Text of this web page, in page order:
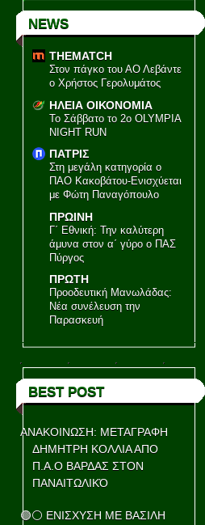
NEWS
THEMATCH
Στον πάγκο του ΑΟ Λεβάντε
ο Χρήστος Γερολυμάτος
ΗΛΕΙΑ ΟΙΚΟΝΟΜΙΑ
Το Σάββατο το 2ο OLYMPIA
NIGHT RUN
ΠΑΤΡΙΣ
Στη μεγάλη κατηγορία ο
ΠΑΟ Κακοβάτου-Ενισχύεται
με Φώτη Παναγόπουλο
ΠΡΩΙΝΗ
Γ΄ Εθνική: Την καλύτερη
άμυνα στον α΄ γύρο ο ΠΑΣ
Πύργος
ΠΡΩΤΗ
Προοδευτική Μανωλάδας:
Νέα συνέλευση την
Παρασκευή
BEST POST
ΑΝΑΚΟΙΝΩΣΗ: ΜΕΤΑΓΡΑΦΗ
ΔΗΜΗΤΡΗ ΚΟΛΛΙΑ ΑΠΟ
Π.Α.Ο ΒΑΡΔΑΣ ΣΤΟΝ
ΠΑΝΑΙΤΩΛΙΚΌ
🟢⚪ ΕΝΙΣΧΥΣΗ ΜΕ ΒΑΣΙΛΗ